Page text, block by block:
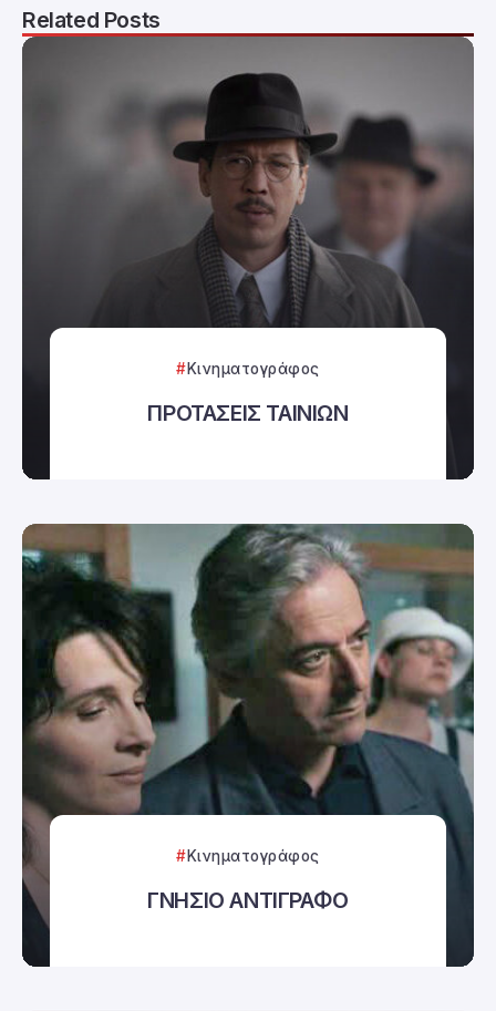
Related Posts
Κινηματογράφος
ΠΡΟΤΑΣΕΙΣ ΤΑΙΝΙΩΝ
Κινηματογράφος
ΓΝΗΣΙΟ ΑΝΤΙΓΡΑΦΟ